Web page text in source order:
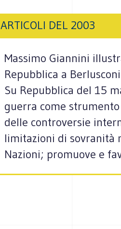
ARTICOLI DEL 2003
Massimo Giannini
Repubblica a
Su Repubblica del 15
guerra come
delle controversie
limitazioni di sovranità
Nazioni; promuove e